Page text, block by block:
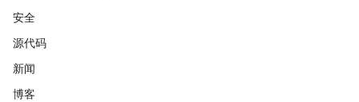
安全
源代码
新闻
博客